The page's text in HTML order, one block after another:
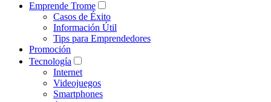
Emprende Trome
Casos de Éxito
Información Útil
Tips para Emprendedores
Promoción
Tecnología
Internet
Videojuegos
Smartphones